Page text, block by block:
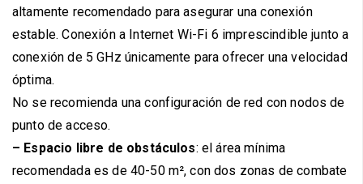
altamente recomendado para asegurar una conexión
estable. Conexión a Internet Wi-Fi 6 imprescindible junto a
conexión de 5 GHz únicamente para ofrecer una velocidad
óptima.
No se recomienda una configuración de red con nodos de
punto de acceso.
– Espacio libre de obstáculos: el área mínima
recomendada es de 40-50 m², con dos zonas de combate